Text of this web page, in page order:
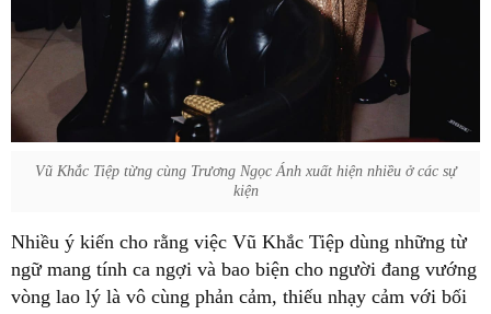
Vũ Khắc Tiệp từng cùng Trương Ngọc Ánh xuất hiện nhiều ở các sự
kiện
Nhiều ý kiến cho rằng việc Vũ Khắc Tiệp dùng những từ
ngữ mang tính ca ngợi và bao biện cho người đang vướng
vòng lao lý là vô cùng phản cảm, thiếu nhạy cảm với bối